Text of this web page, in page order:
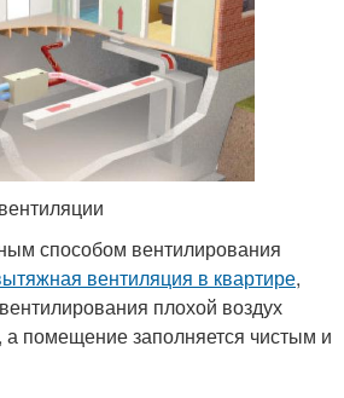
способом вентилирования
вентиляция в квартире,
плохой воздух
а помещение заполняется чистым и